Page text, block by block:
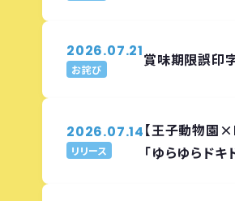
2026.07.21
お詫び 賞味期限誤印
2026.07.14
リリース
【王子動物園
「ゆらゆらドキ